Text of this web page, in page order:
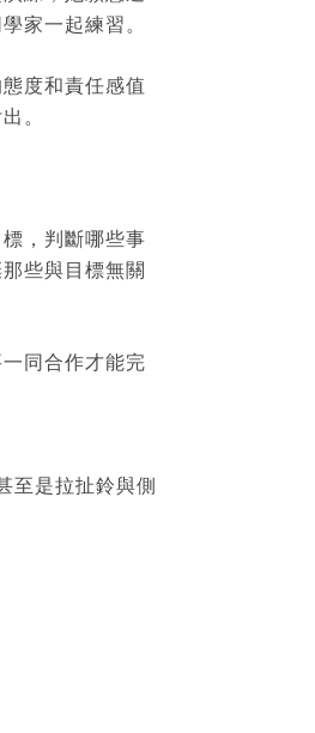
家一起練習。
度和責任感值
。
，判斷哪些事
些與目標無關
同合作才能完
至是拉扯鈴與側